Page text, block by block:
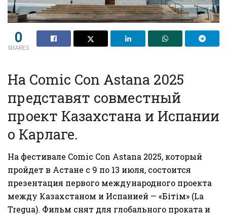
0
SHARES
На Comic Con Astana 2025
представят совместный
проект Казахстана и Испании
о Карлаге.
На фестивале Comic Con Astana 2025, который
пройдет в Астане с 9 по 13 июля, состоится
презентация первого международного проекта
между Казахстаном и Испанией — «Бітім» (La
Tregua). Фильм снят для глобального проката и